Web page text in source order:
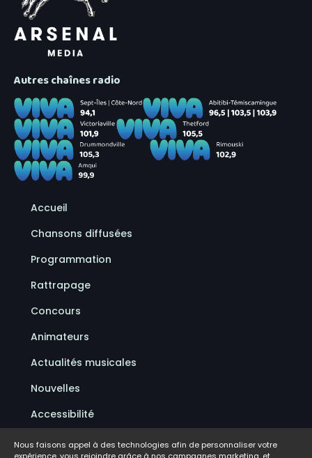
Autres chaînes radio
Accueil
Chansons diffusées
Programmation
Rattrapage
Concours
Animateurs
Actualités musicales
Nouvelles
Accessibilité
Politique de confidentialité
Nous faisons appel à des technologies afin de personnaliser votre